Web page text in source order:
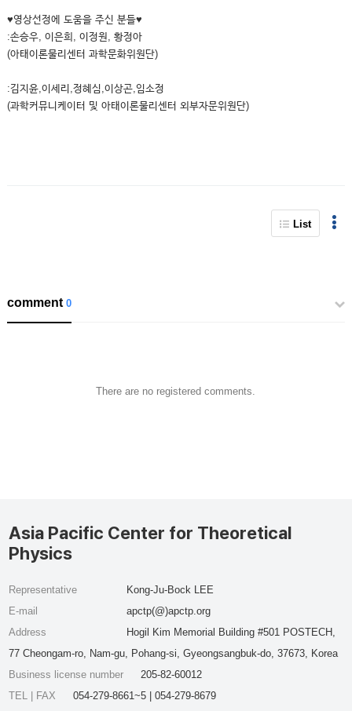
♥영상선정에 도움을 주신 분들♥
:손승우, 이은희, 이정원, 황정아
(아태이론물리센터 과학문화위원단)
:김지윤,이세리,정혜심,이상곤,임소정
(과학커뮤니케이터 및 아태이론물리센터 외부자문위원단)
List
comment0
There are no registered comments.
Asia Pacific Center for Theoretical
Physics
Representative
Kong-Ju-Bock LEE
E-mail
apctp(@)apctp.org
Address
Hogil Kim Memorial Building #501 POSTECH,
77 Cheongam-ro, Nam-gu, Pohang-si, Gyeongsangbuk-do, 37673, Korea
Business license number
205-82-60012
TEL | FAX
054-279-8661~5 | 054-279-8679